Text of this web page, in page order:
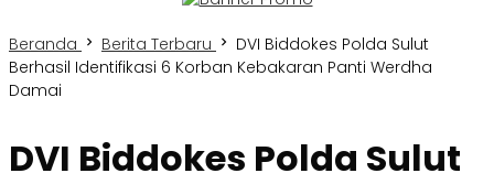
Beranda Berita Terbaru
DVI Biddokes Polda Sulut
Berhasil Identifikasi 6 Korban Kebakaran Panti Werdha
Damai
DVI Biddokes Polda Sulut